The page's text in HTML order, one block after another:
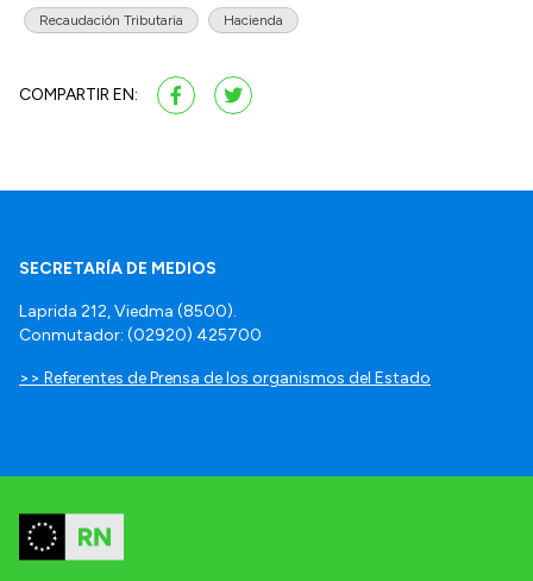
Recaudación Tributaria Hacienda
COMPARTIR EN:
SECRETARÍA DE MEDIOS
Laprida 212, Viedma (8500).
Conmutador: (02920) 425700
>> Referentes de Prensa de los organismos del Estado